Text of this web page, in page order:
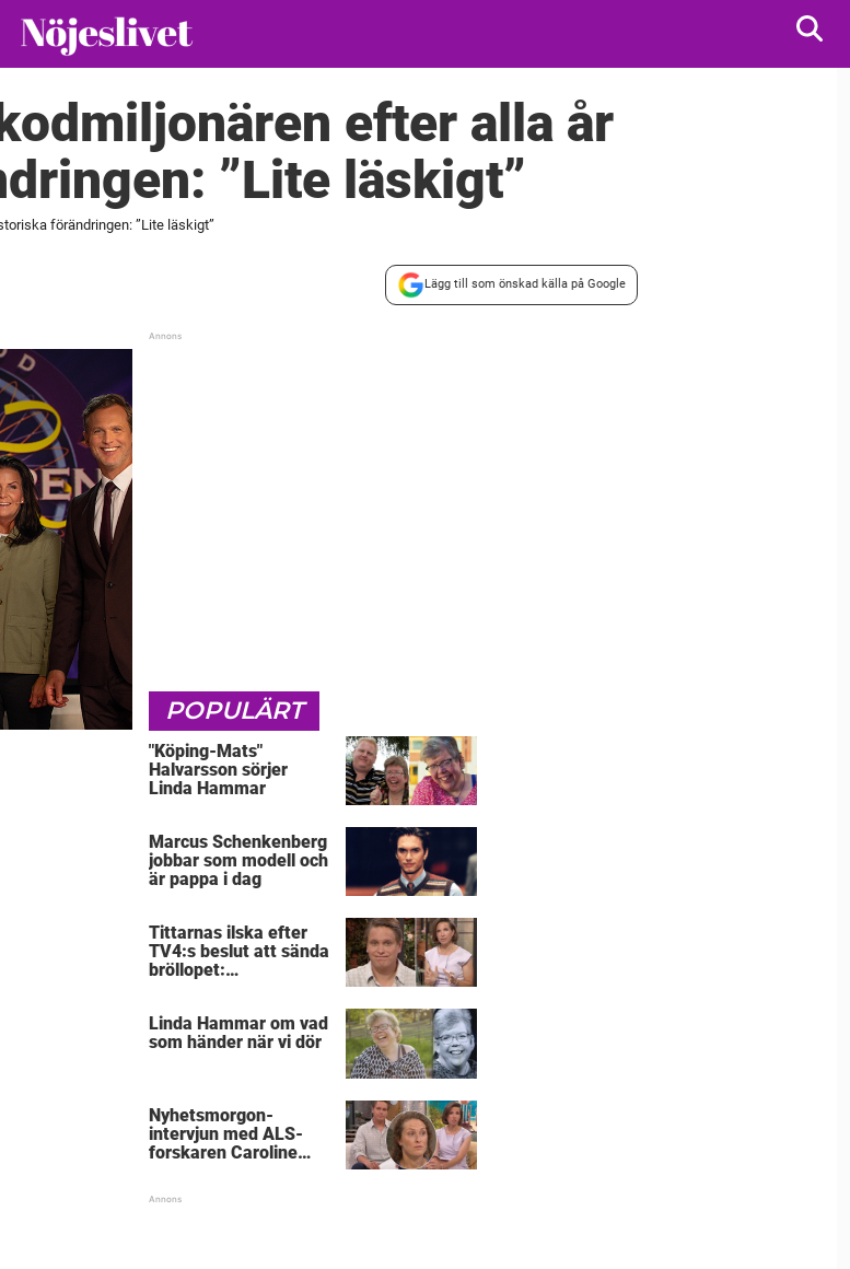
efter alla år
”Lite läskigt”
förändringen: ”Lite läskigt”
Lägg till som önskad källa på Google
POPULÄRT
"Köping-Mats"
Halvarsson sörjer
Linda Hammar
Marcus Schenkenberg
jobbar som modell och
är pappa i dag
Tittarnas ilska efter
TV4:s beslut att sända
bröllopet:
Linda Hammar om vad
som händer när vi dör
Nyhetsmorgon-
intervjun med ALS-
forskaren Caroline